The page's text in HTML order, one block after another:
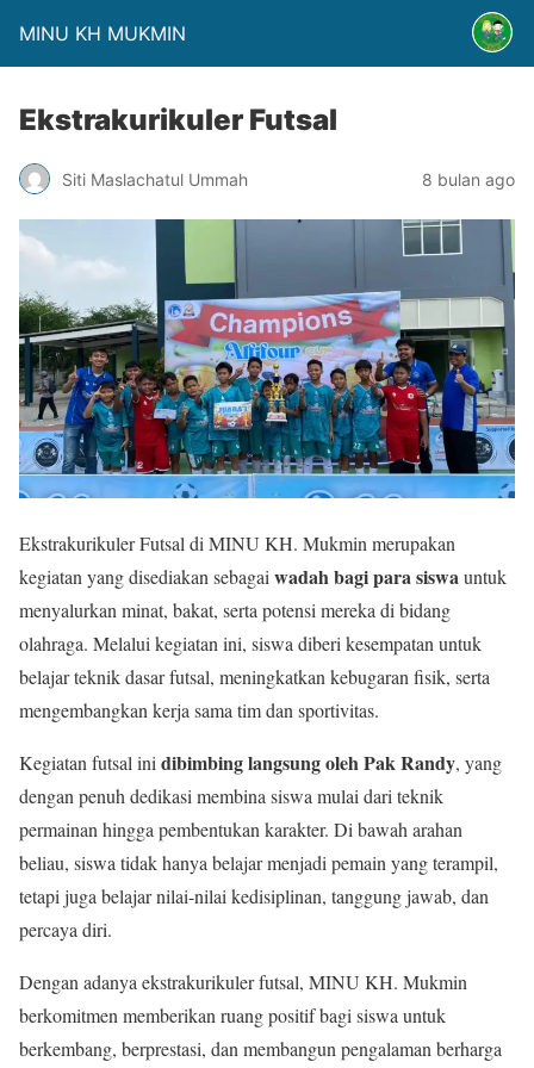
MINU KH MUKMIN
Ekstrakurikuler Futsal
Siti Maslachatul Ummah 8 bulan ago
Ekstrakurikuler Futsal di MINU KH. Mukmin merupakan
kegiatan yang disediakan sebagaiwadah bagi para siswauntuk
menyalurkan minat, bakat, serta potensi mereka di bidang
olahraga. Melalui kegiatan ini, siswa diberi kesempatan untuk
belajar teknik dasar futsal, meningkatkan kebugaran fisik, serta
mengembangkan kerja sama tim dan sportivitas.
Kegiatan futsal inidibimbing langsung oleh Pak Randy, yang
dengan penuh dedikasi membina siswa mulai dari teknik
permainan hingga pembentukan karakter. Di bawah arahan
beliau, siswa tidak hanya belajar menjadi pemain yang terampil,
tetapi juga belajar nilai-nilai kedisiplinan, tanggung jawab, dan
percaya diri.
Dengan adanya ekstrakurikuler futsal, MINU KH. Mukmin
berkomitmen memberikan ruang positif bagi siswa untuk
berkembang, berprestasi, dan membangun pengalaman berharga